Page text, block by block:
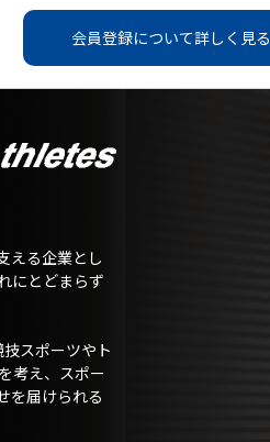
会員登録について詳しく見る
える企業とし
にとどまらず
スポーツやト
考え、スポー
を届けられる